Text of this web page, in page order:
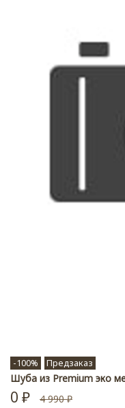
-100% Предзаказ
Шуба из Premium эко
0 ₽ 4 990 ₽